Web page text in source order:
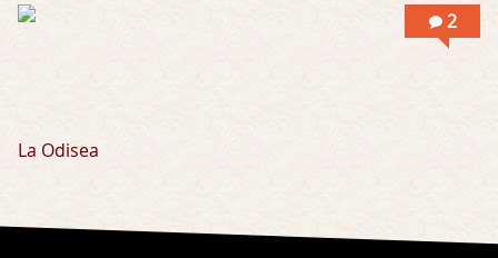
2
La Odisea